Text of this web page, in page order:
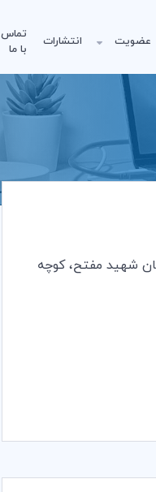
عضویت انتشارات
تماس
با ما
شهید مفتح، کوچه